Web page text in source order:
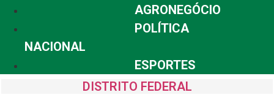
AGRONEGÓCIO
POLÍTICA
NACIONAL
ESPORTES
DISTRITO FEDERAL